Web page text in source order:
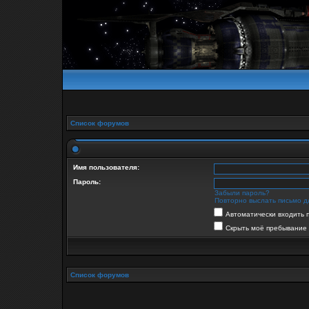
Список форумов
Имя пользователя:
Пароль:
Забыли пароль?
Повторно выслать письмо
Автоматически
Скрыть моё пребывание
Список форумов